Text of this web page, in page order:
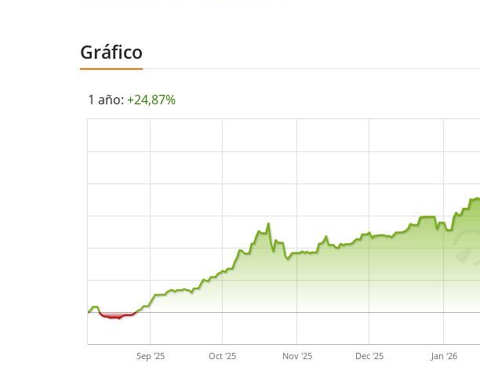
Gráfico
1 año: +24,87%
Sep '25 Oct '25 Nov '25 Dec '25 Jan '26